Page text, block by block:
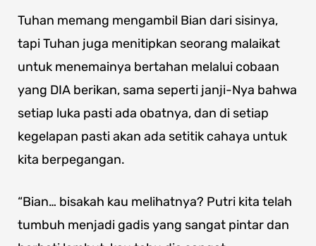
Tuhan memang mengambil Bian dari sisinya,
tapi Tuhan juga menitipkan seorang malaikat
untuk menemainya bertahan melalui cobaan
yang DIA berikan, sama seperti janji-Nya bahwa
setiap luka pasti ada obatnya, dan di setiap
kegelapan pasti akan ada setitik cahaya untuk
kita berpegangan.
“Bian… bisakah kau melihatnya? Putri kita telah
tumbuh menjadi gadis yang sangat pintar dan